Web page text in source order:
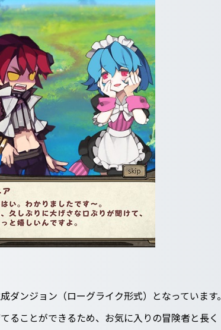
ンジョン（ローグライク形式）となっています。
ることができるため、お気に入りの冒険者と長く